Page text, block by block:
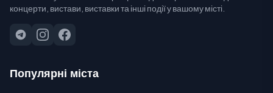
концерти, вистави, виставки та інші події у вашому місті.
Популярні міста